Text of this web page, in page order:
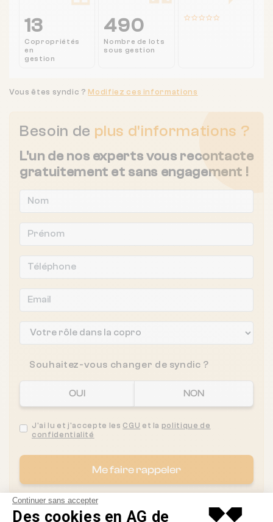
Continuer sans accepter
Des cookies en AG de
13
Copropriétés
en
gestion
490
Nombre de lots
sous gestion
Besoin de plus d'informations ?
L'un de nos experts vous recontacte
gratuitement et sans engagement !
Souhaitez-vous changer de syndic ?
OUI NON
J'ai lu et j'accepte les CGU et la politique de
confidentialité
Me faire rappeler
Vous êtes syndic ?Modifiez ces informations